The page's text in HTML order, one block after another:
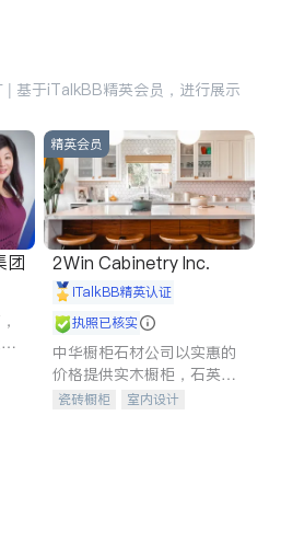
| 基于iTalkBB精英会员，进行展示
团
精英会员
2Win Cabinetry Inc.
iTalkBB精英认证
执照已核实
中华橱柜石材公司以实惠的
价格提供实木橱柜，石英石
台面，多种优质不锈钢水
瓷砖橱柜
室内设计